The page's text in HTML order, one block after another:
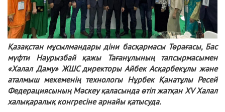
Қазақстан мұсылмандары діни басқармасы Төрағасы, Бас
мүфти Наурызбай қажы Тағанұлының тапсырмасымен
«Халал Даму» ЖШС директоры Айбек Асқарбекұлы және
аталмыш мекеменің технологы Нұрбек Қанатұлы Ресей
Федерациясының Мәскеу қаласында өтіп жатқан XV Халал
халықаралық конгресіне арнайы қатысуда.